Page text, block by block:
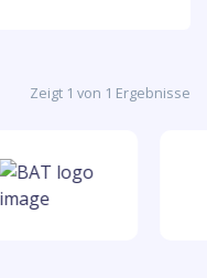
Zeigt 1 von 1 Ergebnisse